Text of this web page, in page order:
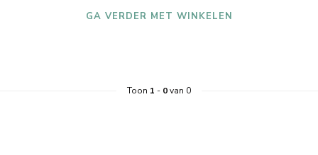
GA VERDER MET WINKELEN
Toon 1 - 0van 0